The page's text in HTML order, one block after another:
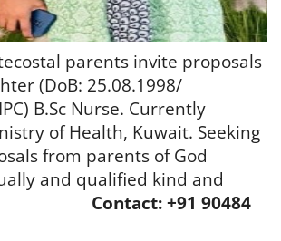
parents invite proposals
(DoB: 25.08.1998/
B.Sc Nurse. Currently
of Health, Kuwait. Seeking
from parents of God
and qualified kind and
Contact: +91 90484